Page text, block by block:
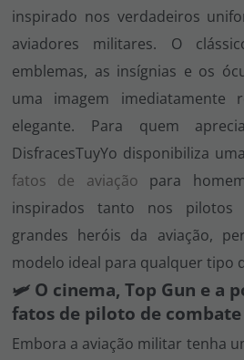
inspirado nos verdadeiros
aviadores militares. O
emblemas, as insígnias e os
uma imagem imediatamente
elegante. Para quem
DisfracesTuyYo disponibiliza
fatos de aviação para
inspirados tanto nos pilotos
grandes heróis da aviação,
modelo ideal para qualquer tipo
🛩️ O cinema, Top Gun e a
fatos de piloto de combate
Embora a aviação militar tenha